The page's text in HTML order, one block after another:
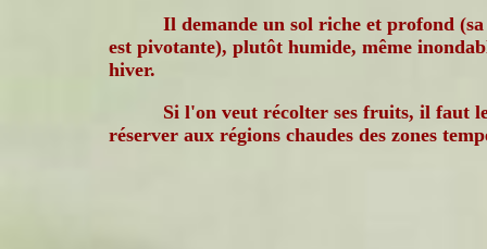
Il demande un sol riche et profond
est pivotante), plutôt humide, même
hiver.
Si l'on veut récolter ses fruits, il faut
réserver aux régions chaudes des zones